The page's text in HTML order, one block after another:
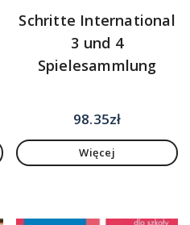
Schritte International
3 und 4
Spielesammlung
98.35zł
Więcej